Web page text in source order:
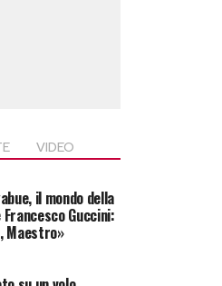
VIDEO
il mondo della
Guccini:
Maestro»